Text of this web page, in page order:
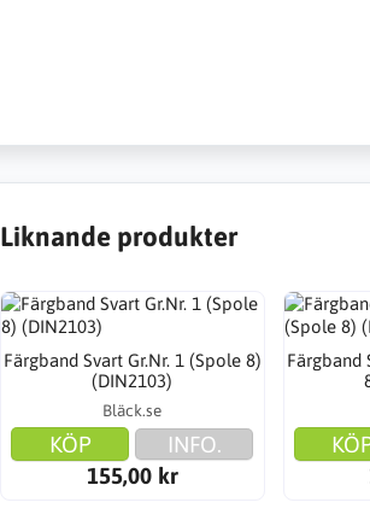
Liknande produkter
Färgband Svart Gr.Nr. 1 (Spole 8)
(DIN2103)
Bläck.se
KÖP
INFO.
155,00 kr
Färgband